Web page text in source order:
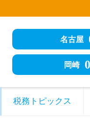
名古屋
岡崎
税務トピックス